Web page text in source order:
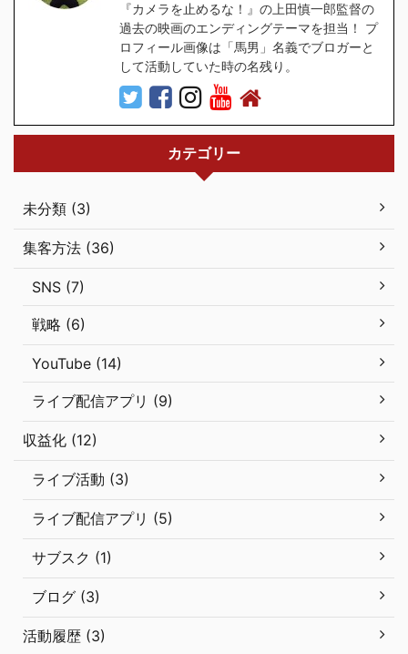
『カメラを止めるな！』の上田慎一郎監督の
過去の映画のエンディングテーマを担当！ プ
ロフィール画像は「馬男」名義でブロガーと
して活動していた時の名残り。
カテゴリー
未分類 (3)
集客方法 (36)
SNS (7)
戦略 (6)
YouTube (14)
ライブ配信アプリ (9)
収益化 (12)
ライブ活動 (3)
ライブ配信アプリ (5)
サブスク (1)
ブログ (3)
活動履歴 (3)